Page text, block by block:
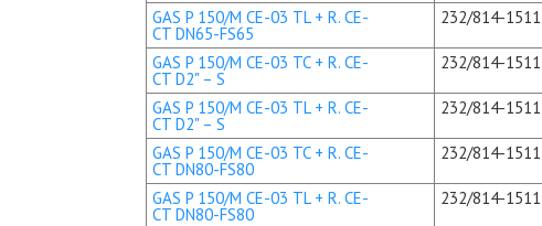
GAS P 150/M CE-03 TL + R. CE-
CT DN65-FS65
232/814-1511
GAS P 150/M CE-03 TC + R. CE-
CT D2" – S
232/814-1511
GAS P 150/M CE-03 TL + R. CE-
CT D2" – S
232/814-1511
GAS P 150/M CE-03 TC + R. CE-
CT DN80-FS80
232/814-1511
GAS P 150/M CE-03 TL + R. CE-
CT DN80-FS80
232/814-1511